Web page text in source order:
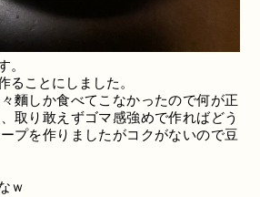
。
ることにしました。
麵しか食べてこなかったので何が正
取り敢えずゴマ感強めで作ればどう
プを作りましたがコクがないので豆
ｗ